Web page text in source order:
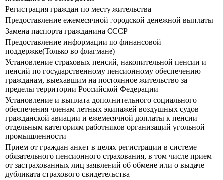
Регистрация граждан по месту жительства
Предоставление ежемесячной городской денежной выплаты
Замена паспорта гражданина СССР
Предоставление информации по финансовой
поддержке(Только во флагмане)
Установление страховых пенсий, накопительной пенсии и
пенсий по государственному пенсионному обеспечению
гражданам, выехавшим на постоянное жительство за
пределы территории Российской Федерации
Установление и выплата дополнительного социального
обеспечения членам летных экипажей воздушных судов
гражданской авиации и ежемесячной доплаты к пенсии
отдельным категориям работников организаций угольной
промышленности
Прием от граждан анкет в целях регистрации в системе
обязательного пенсионного страхования, в том числе прием
от застрахованных лиц заявлений об обмене или о выдаче
дубликата страхового свидетельства